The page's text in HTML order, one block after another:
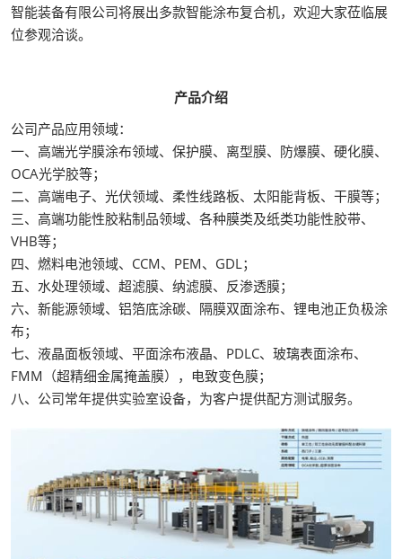
智能装备有限公司将展出多款智能涂布复合机，欢迎大家莅临展
位参观洽谈。
产品介绍
公司产品应用领域：
一、高端光学膜涂布领域、保护膜、离型膜、防爆膜、硬化膜、
OCA光学胶等；
二、高端电子、光伏领域、柔性线路板、太阳能背板、干膜等；
三、高端功能性胶粘制品领域、各种膜类及纸类功能性胶带、
VHB等；
四、燃料电池领域、CCM、PEM、GDL；
五、水处理领域、超滤膜、纳滤膜、反渗透膜；
六、新能源领域、铝箔底涂碳、隔膜双面涂布、锂电池正负极涂
布；
七、液晶面板领域、平面涂布液晶、PDLC、玻璃表面涂布、
FMM（超精细金属掩盖膜），电致变色膜；
八、公司常年提供实验室设备，为客户提供配方测试服务。